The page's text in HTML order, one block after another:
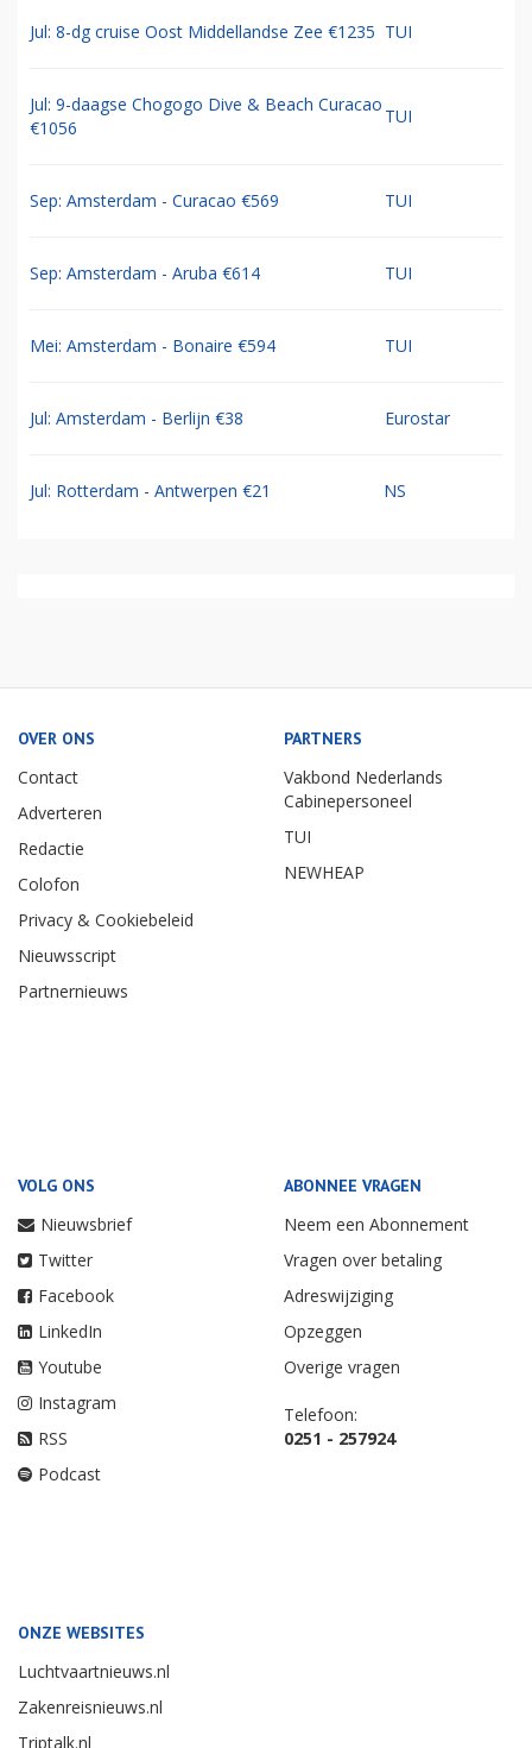
Jul: 8-dg cruise Oost Middellandse Zee €1235 TUI
Jul: 9-daagse Chogogo Dive & Beach Curacao
€1056
TUI
Sep: Amsterdam - Curacao €569 TUI
Sep: Amsterdam - Aruba €614 TUI
Mei: Amsterdam - Bonaire €594 TUI
Jul: Amsterdam - Berlijn €38 Eurostar
Jul: Rotterdam - Antwerpen €21 NS
OVER ONS
Contact
Adverteren
Redactie
Colofon
Privacy & Cookiebeleid
Nieuwsscript
Partnernieuws
PARTNERS
Vakbond Nederlands
Cabinepersoneel
TUI
NEWHEAP
VOLG ONS
Nieuwsbrief
Twitter
Facebook
LinkedIn
Youtube
Instagram
RSS
Podcast
ABONNEE VRAGEN
Neem een Abonnement
Vragen over betaling
Adreswijziging
Opzeggen
Overige vragen
Telefoon:
0251 - 257924
ONZE WEBSITES
Luchtvaartnieuws.nl
Zakenreisnieuws.nl
Triptalk.nl